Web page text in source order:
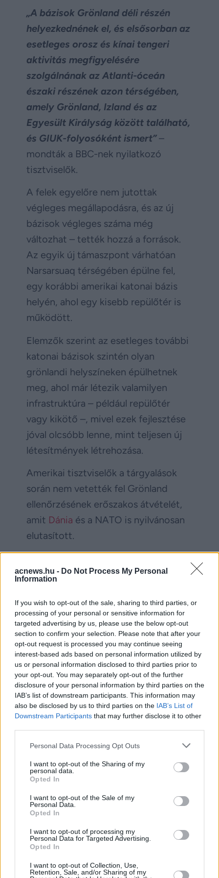
acnews.hu - Do Not Process My Personal
Information
If you wish to opt-out of the sale, sharing to third parties, or
processing of your personal or sensitive information for
targeted advertising by us, please use the below opt-out
section to confirm your selection. Please note that after your
opt-out request is processed you may continue seeing
interest-based ads based on personal information utilized by
us or personal information disclosed to third parties prior to
your opt-out. You may separately opt-out of the further
disclosure of your personal information by third parties on the
IAB’s list of downstream participants. This information may
also be disclosed by us to third parties on the IAB’s List of
Downstream Participants that may further disclose it to other
Please note that this website/app uses one or more Google
not limited to your visit or usage behaviour. You may click to
grant or deny consent to Google and its third-party tags to
use your data for below specified purposes in below Google
consent section.
Personal Data Processing Opt Outs
I want to opt-out of the Sharing of my
personal data.
Opted In
I want to opt-out of the Sale of my
Personal Data.
Opted In
I want to opt-out of processing my
Personal Data for Targeted Advertising.
Opted In
I want to opt-out of Collection, Use,
Retention, Sale, and/or Sharing of my
„A bázisok Grönland déli részén
helyezkednének el, és elsősorban az
esetleges orosz és kínai tengeri
aktivitás megfigyelésére
szolgálnának az Atlanti-óceán
északi részének azon térségében,
amely Grönland, Izland és az
Egyesült Királyság között található,
és GIUK-folyosóként ismert”–
mondták a BBC-nek nyilatkozó
tisztviselők.
A felek egyelőre nem jutottak
végleges megállapodásra, és az új
bázisok végleges száma még
változhat – tették hozzá a források.
Az egyik új támaszpont várhatóan
Narsarsuaq térségében épülne fel,
egy korábbi amerikai katonai bázis
helyén, ahol egy kisebb repülőtér is
működött.
Elemzők szerint az esetleges további
katonai bázisok szintén olyan
grönlandi helyszíneken épülhetnek
meg, ahol már létezik valamilyen
infrastruktúra – például repülőtér
vagy kikötő –, mivel ezek fejlesztése
jóval olcsóbb lenne, mint teljesen új
létesítmények létrehozása.
Amerikai tisztviselők a tárgyalások
során nem vetették fel Grönland
ellenőrzésének erőszakos átvételét,
amit Dánia és a NATO is nyilvánosan
elutasított.
országok az elmúlt hónapokban
kialakításán.
Hónapok óta folynak a tárgyalások
A BBC értesülései szerint az
egyeztetések egy szűk washingtoni
munkacsoport keretében zajlanak, és
az elmúlt időszakban jelentős
előrelépést értek el, miközben az
nagy részét az Irán körüli konfliktus
A tárgyalásokat Michael Needham, az
amerikai külügyminisztérium egyik
vezető tisztviselője irányítja. Feladata
olyan megállapodás kidolgozása,
amely egyszerre felel meg Donald
tiszteletben tartja Dánia